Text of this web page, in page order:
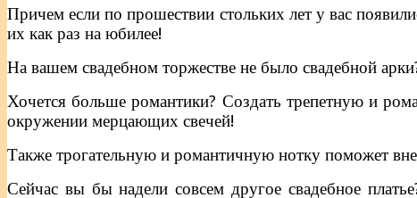
Причем если по прошествии стольких лет у вас
их как раз на юбилее!
На вашем свадебном торжестве не было свадебной
Хочется больше романтики? Создать трепетную и
окружении мерцающих свечей!
Также трогательную и романтичную нотку поможет
Сейчас вы бы надели совсем другое свадебное